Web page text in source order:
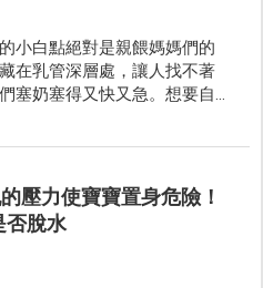
小白點絕對是親餵媽媽們的
在乳管深層處，讓人找不著
塞奶塞得又快又急。想要自
壓力使寶寶置身危險！
否脫水